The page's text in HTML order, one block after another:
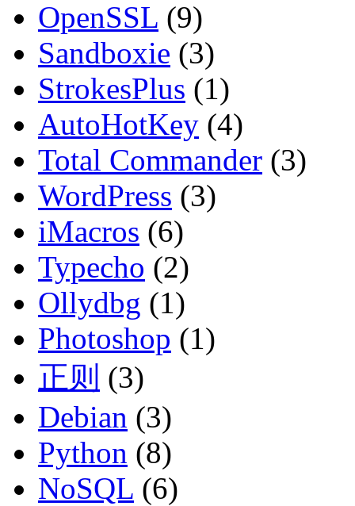
OpenSSL (9)
Sandboxie (3)
StrokesPlus (1)
AutoHotKey (4)
Total Commander (3)
WordPress (3)
iMacros (6)
Typecho (2)
Ollydbg (1)
Photoshop (1)
正则 (3)
Debian (3)
Python (8)
NoSQL (6)